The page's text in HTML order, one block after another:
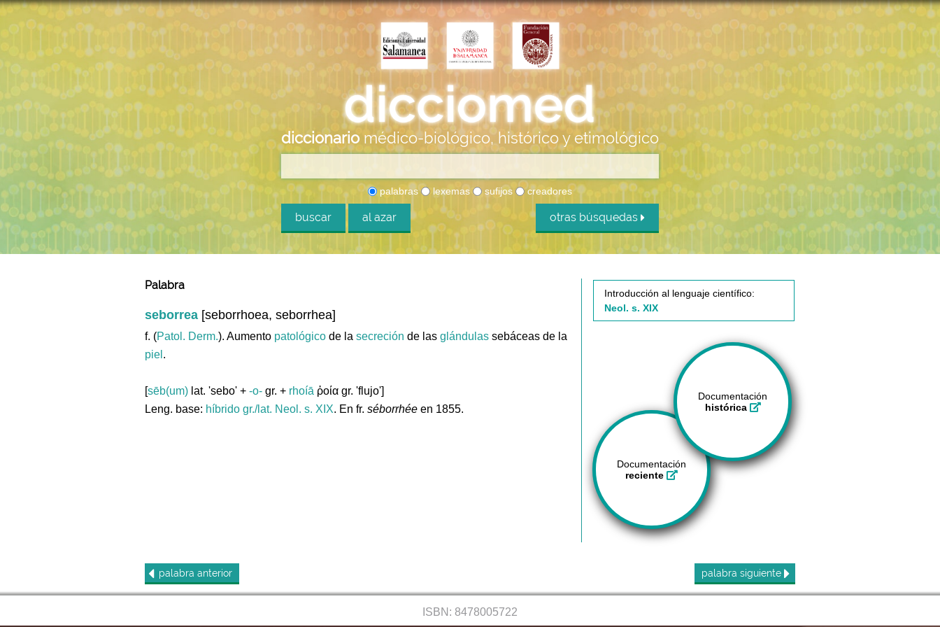
diccionario médico-biológico, histórico y etimológico
palabras lexemas sufijos creadores
buscar al azar otras búsquedas
Palabra
seborrea [seborrhoea, seborrhea]
f. (Patol. Derm.). Aumento patológico de la secreción de las glándulas sebáceas de la
piel .
[sēb(um) lat. 'sebo' + -o- gr. + rhoíā ῥοία gr. 'flujo']
Leng. base: híbrido gr./lat. Neol. s. XIX. En fr. séborrhée en 1855.
Introducción al lenguaje científico:
Neol. s. XIX
Documentación
histórica
Documentación
reciente
palabra anterior palabra siguiente
ISBN: 8478005722